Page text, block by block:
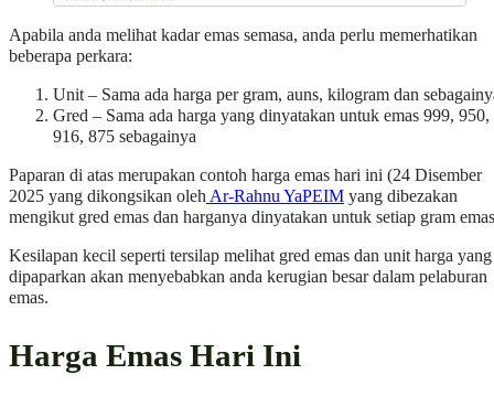
Apabila anda melihat kadar emas semasa, anda perlu memerhatikan
beberapa perkara:
Unit – Sama ada harga per gram, auns, kilogram dan
Gred – Sama ada harga yang dinyatakan untuk emas 999, 950,
916, 875 sebagainya
Paparan di atas merupakan contoh harga emas hari ini (24 Disember
2025 yang dikongsikan olehAr-Rahnu YaPEIM yang dibezakan
mengikut gred emas dan harganya dinyatakan untuk setiap gram
Kesilapan kecil seperti tersilap melihat gred emas dan unit harga yang
dipaparkan akan menyebabkan anda kerugian besar dalam pelaburan
emas.
Harga Emas Hari Ini